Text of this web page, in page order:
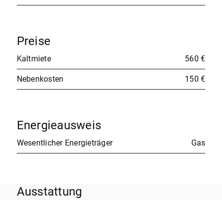
Preise
Kaltmiete 560 €
Nebenkosten 150 €
Energieausweis
Wesentlicher Energieträger Gas
Ausstattung